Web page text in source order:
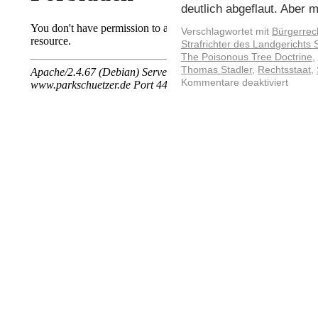
deutlich abgeflaut. Aber
Verschlagwortet mit
Strafrichter des Landgerichts
The Poisonous Tree Doctrine,
Thomas Stadler, Rechtsstaat,
Kommentare deaktiviert